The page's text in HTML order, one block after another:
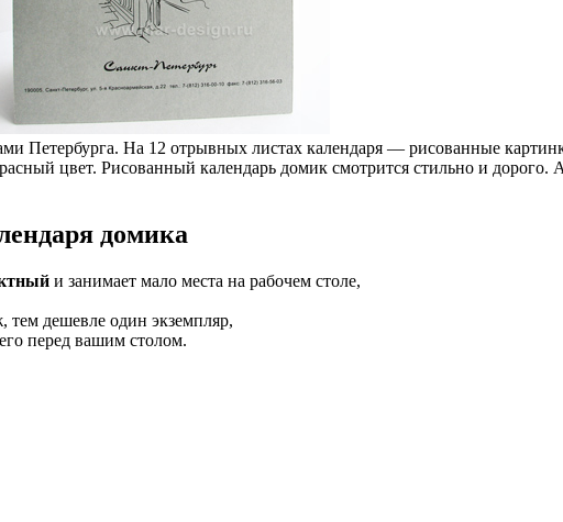
Петербурга. На 12 отрывных листах календаря — рисованные
цвет. Рисованный календарь домик смотрится стильно и
домика
и занимает мало места на рабочем столе,
тем дешевле один экземпляр,
перед вашим столом.